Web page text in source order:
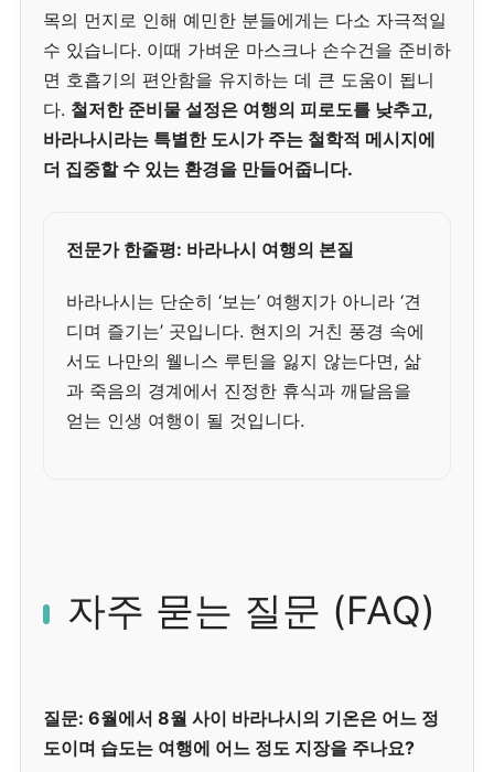
목의 먼지로 인해 예민한 분들에게는 다소 자극적일
수 있습니다. 이때 가벼운 마스크나 손수건을 준비하
면 호흡기의 편안함을 유지하는 데 큰 도움이 됩니
다. 철저한 준비물 설정은 여행의 피로도를 낮추고,
바라나시라는 특별한 도시가 주는 철학적 메시지에
더 집중할 수 있는 환경을 만들어줍니다.
전문가 한줄평: 바라나시 여행의 본질
바라나시는 단순히 ‘보는’ 여행지가 아니라 ‘견
디며 즐기는’ 곳입니다. 현지의 거친 풍경 속에
서도 나만의 웰니스 루틴을 잃지 않는다면, 삶
과 죽음의 경계에서 진정한 휴식과 깨달음을
얻는 인생 여행이 될 것입니다.
자주 묻는 질문 (FAQ)
질문: 6월에서 8월 사이 바라나시의 기온은 어느 정
도이며 습도는 여행에 어느 정도 지장을 주나요?